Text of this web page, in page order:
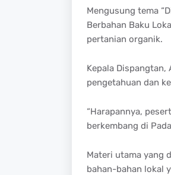
Mengusung tema“
Berbahan Baku
pertanian organik.
Kepala Dispangtan,
pengetahuan dan
“Harapannya,
berkembang di
Materi utamayang
bahan-bahan lokal